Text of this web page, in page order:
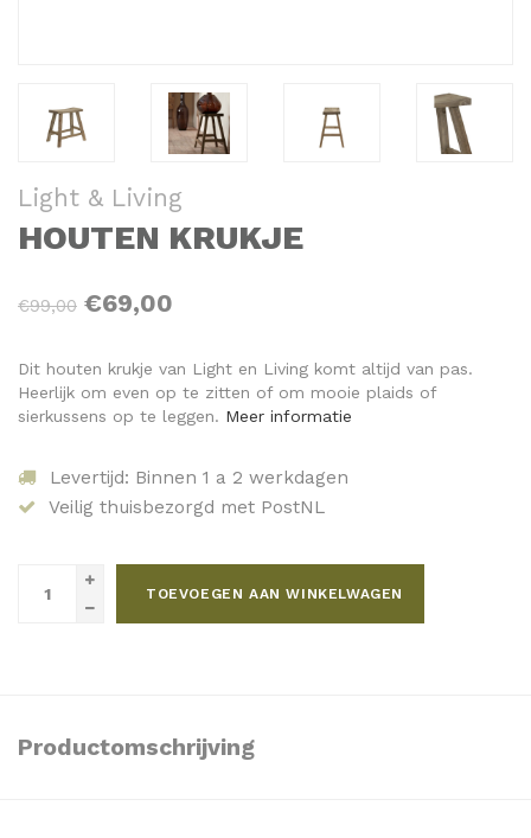
Light & Living
HOUTEN KRUKJE
€99,00 €69,00
Dit houten krukje van Light en Living komt altijd van pas.
Heerlijk om even op te zitten of om mooie plaids of
sierkussens op te leggen. Meer informatie
Levertijd: Binnen 1 a 2 werkdagen
Veilig thuisbezorgd met PostNL
TOEVOEGEN AAN WINKELWAGEN
Productomschrijving